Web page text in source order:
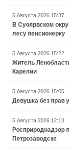
5 Августа 2026 15:37
В Суоярвском
лесу пенсионерку
5 Августа 2026 15:22
Житель
Карелии
5 Августа 2026 15:05
Девушка без прав
5 Августа 2026 12:13
Росприроднадзор
Петрозаводске